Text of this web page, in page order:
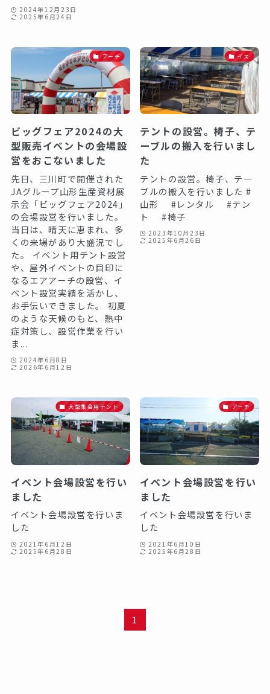
2024年12月23日
2025年6月24日
アーチ
ビッグフェア2024の大
型販売イベントの会場設
営をおこないました
先日、三川町で開催された
JAグループ山形生産資材展
示会「ビッグフェア2024」
の会場設営を行いました。
当日は、晴天に恵まれ、多
くの来場があり大盛況でし
た。 イベント用テント設営
や、屋外イベントの目印に
なるエアアーチの設営、イ
ベント設営実績を活かし、
お手伝いできました。 初夏
のような天候のもと、熱中
症対策し、設営作業を行い
ま...
2024年6月8日
2026年6月12日
イス
テントの設営。椅子、テ
ーブルの搬入を行いまし
た️
テントの設営。椅子、テー
ブルの搬入を行いました️ #
山形 #レンタル #テン
ト #椅子
2023年10月23日
2025年6月26日
大型集会用テント
イベント会場設営を行い
ました
イベント会場設営を行いま
した
2021年6月12日
2025年6月28日
アーチ
イベント会場設営を行い
ました
イベント会場設営を行いま
した
2021年6月10日
2025年6月28日
1